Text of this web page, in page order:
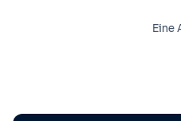
Eine